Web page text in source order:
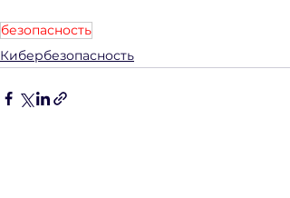
безопасность
Кибербезопасность